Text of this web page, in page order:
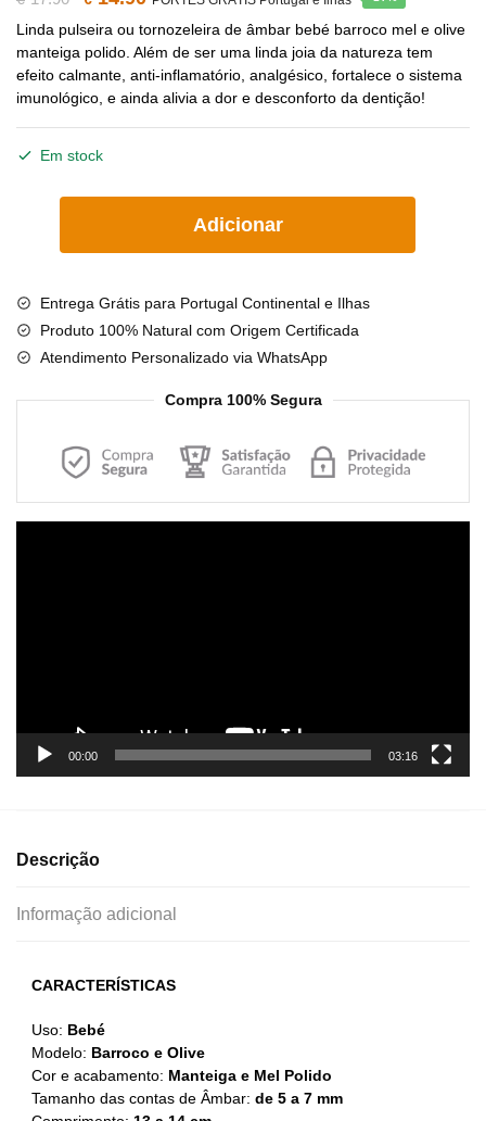
preço
original
era:
€17.90.
preço
atual
é:
Linda pulseira ou tornozeleira de âmbar bebé barroco mel e olive
manteiga polido. Além de ser uma linda joia da natureza tem
efeito calmante, anti-inflamatório, analgésico, fortalece o sistema
imunológico, e ainda alivia a dor e desconforto da dentição!
Em stock
tornozeleira
de
âmbar
manteiga
Adicionar
Entrega Grátis para Portugal Continental e Ilhas
Produto 100% Natural com Origem Certificada
Atendimento Personalizado via WhatsApp
Compra 100% Segura
00:00 03:16
Descrição
Informação adicional
CARACTERÍSTICAS
Uso: Bebé
Modelo: Barroco e Olive
Cor e acabamento: Manteiga e Mel Polido
Tamanho das contas de Âmbar: de 5 a 7 mm